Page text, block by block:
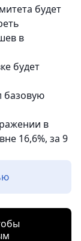
будет
в
будет
базовую
в
16,6%, за 9